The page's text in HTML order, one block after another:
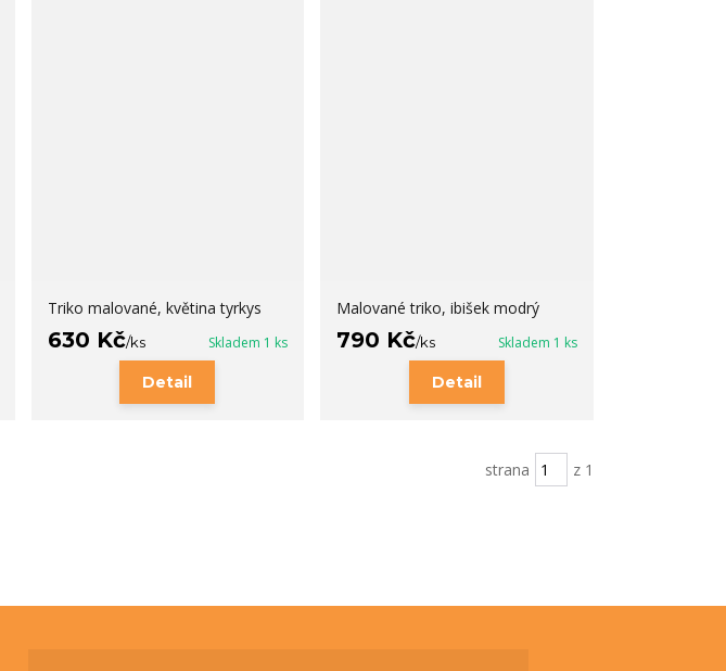
Triko malované, květina tyrkys
630 Kč/ks Skladem 1 ks
Detail
Malované triko, ibišek modrý
790 Kč/ks Skladem 1 ks
Detail
strana z 1